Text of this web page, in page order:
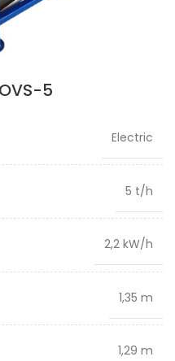
5
Electric
5 t/h
2,2 kW/h
1,35 m
1,29 m